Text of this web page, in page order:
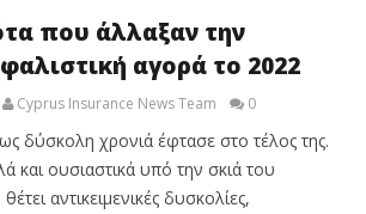
που άλλαξαν την
αγορά το 2022
Cyprus Insurance News Team 0
δύσκολη χρονιά έφτασε στο τέλος της.
και ουσιαστικά υπό την σκιά του
αντικειμενικές δυσκολίες,